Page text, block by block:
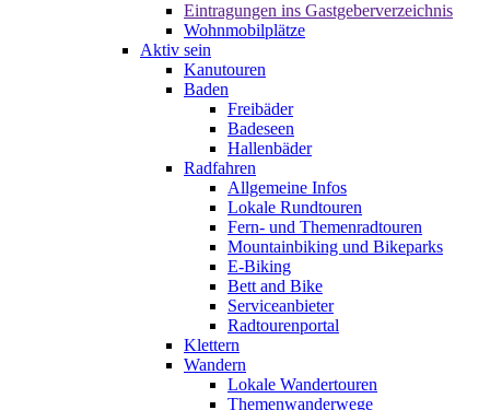
Eintragungen ins Gastgeberverzeichnis
Wohnmobilplätze
Aktiv sein
Kanutouren
Baden
Freibäder
Badeseen
Hallenbäder
Radfahren
Allgemeine Infos
Lokale Rundtouren
Fern- und Themenradtouren
Mountainbiking und Bikeparks
E-Biking
Bett and Bike
Serviceanbieter
Radtourenportal
Klettern
Wandern
Lokale Wandertouren
Themenwanderwege